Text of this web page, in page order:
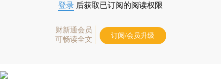
登录 后获取已订阅的阅读权限
财新通会员
可畅读全文
订阅/会员升级